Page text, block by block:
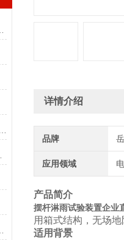
详情介绍
品牌
应用领域
产品简介
摆杆淋雨试验装置企业
用箱式结构，无场
适用背景